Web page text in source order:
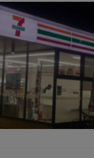
できて」 → しば
子が再入店して